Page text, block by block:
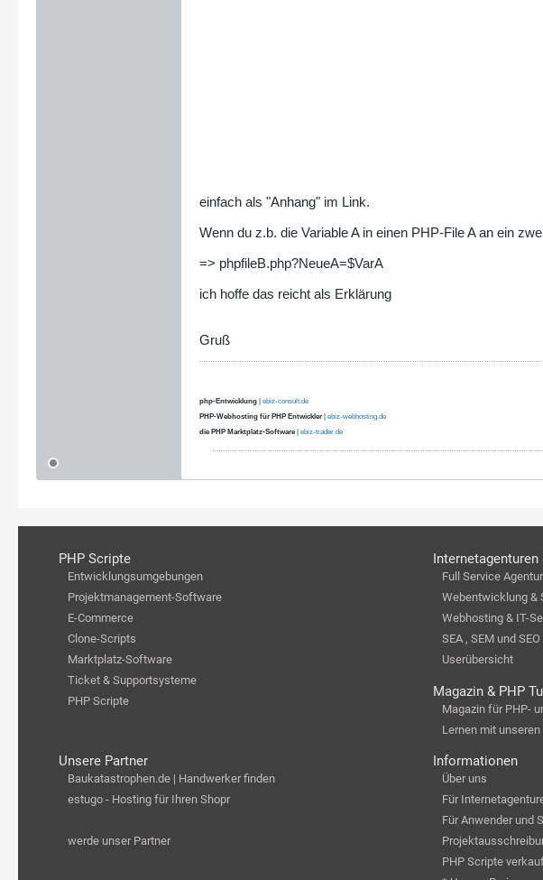
einfach als "Anhang" im Link.
Wenn du z.b. die Variable A in einen PHP-File A an ein
=> phpfileB.php?NeueA=$VarA
ich hoffe das reicht als Erklärung
Gruß
php-Entwicklung | ebiz-consult.de
PHP-Webhosting für PHP Entwickler | ebiz-webhosting.de
die PHP Marktplatz-Software | ebiz-trader.de
PHP Scripte
Entwicklungsumgebungen
Projektmanagement-Software
E-Commerce
Clone-Scripts
Marktplatz-Software
Ticket & Supportsysteme
PHP Scripte
Internetagenturen
Full Service Agentur
Webentwicklung &
Webhosting & IT-
SEA , SEM und
Userübersicht
Magazin & PHP
Magazin für PHP-
Lernen mit
Unsere Partner
Baukatastrophen.de | Handwerker finden
estugo - Hosting für Ihren Shopr
werde unser Partner
Informationen
Über uns
Für
Für Anwender und
PHP Scripte